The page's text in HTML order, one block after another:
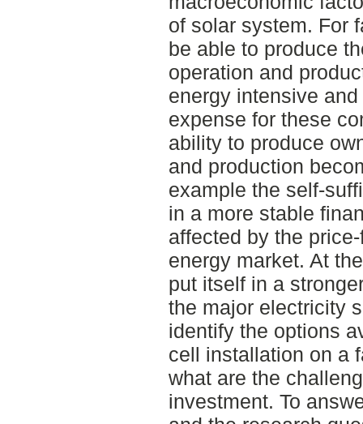
of solar system. For
be able to produce
operation and
energy intensive
expense for these
ability to produce
and production
example the self-
in a more stable
affected by the
energy market. At
put itself in a
the major electricity
identify the options
cell installation on a
what are the
investment. To